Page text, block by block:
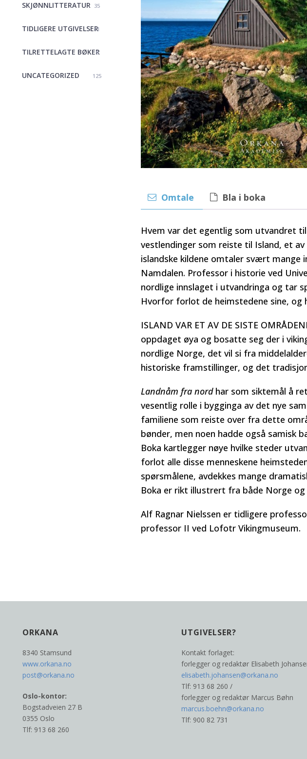
Omtale Bla i boka
Hvem var det egentlig som utvandret
vestlendinger som reiste til Island, et
islandske kildene omtaler svært mange
Namdalen. Professor i historie ved
nordlige innslaget i utvandringa og tar
Hvorfor forlot de heimstedene sine, og
ISLAND VAR ET AV DE SISTE
oppdaget øya og bosatte seg der i
nordlige Norge, det vil si fra
historiske framstillinger, og det
Landnåm fra nordhar som siktemål å
vesentlig rolle i bygginga av det nye
familiene som reiste over fra dette
bønder, men noen hadde også samisk
Boka kartlegger nøye hvilke steder
forlot alle disse menneskene
spørsmålene, avdekkes mange
Boka er rikt illustrert fra både Norge og
Alf Ragnar Nielssen er tidligere
professor II ved Lofotr Vikingmuseum.
SKJØNNLITTERATUR 35
TIDLIGERE UTGIVELSER
11
TILRETTELAGTE BØKER
9
UNCATEGORIZED 125
ORKANA
8340 Stamsund
www.orkana.no
post@orkana.no
Oslo-kontor:
Bogstadveien 27 B
0355 Oslo
Tlf: 913 68 260
UTGIVELSER?
Kontakt forlaget:
forlegger og redaktør Elisabeth
elisabeth.johansen@orkana.no
Tlf: 913 68 260 /
forlegger og redaktør Marcus Bøhn
marcus.boehn@orkana.no
Tlf: 900 82 731